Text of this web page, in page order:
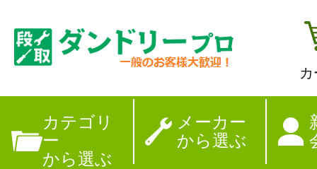
カテゴリ
ー
から選ぶ
メーカー
から選ぶ
【夏季休暇のお